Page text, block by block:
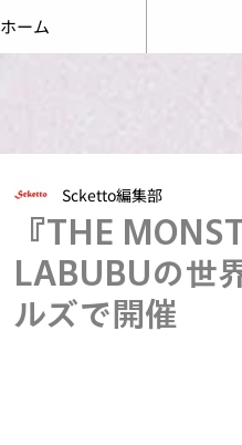
ホーム
『THE
LABUBUの世
ルズで開催
Scketto編集部